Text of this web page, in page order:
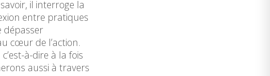
il interroge la
entre pratiques
dépasser
cœur de l’action.
à-dire à la fois
aussi à travers